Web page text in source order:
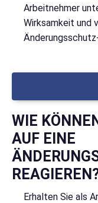
Arbeitnehmer
Wirksamkeit und
WIE
AUF EINE
Erhalten Sie als